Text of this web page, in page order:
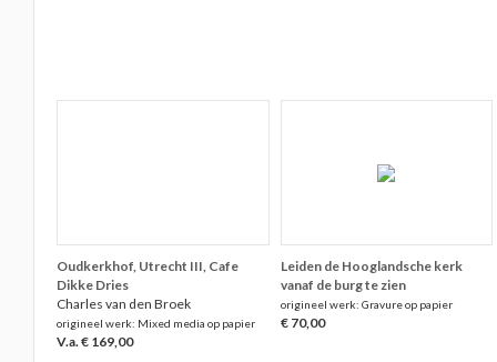
Oudkerkhof, Utrecht III, Cafe
Dikke Dries
Charles van den Broek
origineel werk: Mixed media op papier
V.a. € 169,00
Leiden de Hooglandsche kerk
vanaf de burg te zien
origineel werk: Gravure op papier
€ 70,00